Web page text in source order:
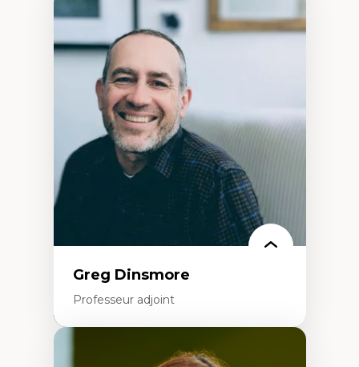
Expertises
Démocratisation des nouvelles
technologies et biotechnologies
Données ouvertes
Bioart, programmation et électronique
créatives
Histoire sociale et culturelle des
technologies numériques
Résistances et droits numériques
Internet des objets
Métavers
Problématiques relatives à l’intelligence
artificielle, l’apprentissage machine et les
Féminismes et nouvelles technologies
Greg Dinsmore
Professeur adjoint